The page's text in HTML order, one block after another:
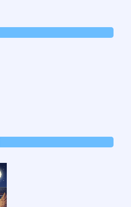
https://forms.gle/sb6qss7apF2uRjVc7